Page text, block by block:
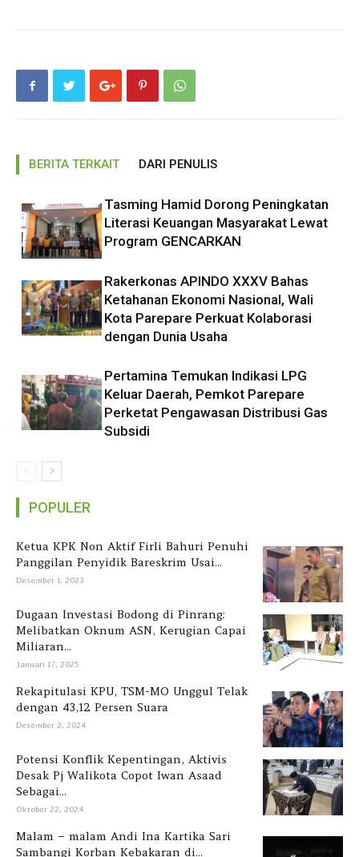
BERITA TERKAIT DARI PENULIS
Tasming Hamid Dorong Peningkatan
Literasi Keuangan Masyarakat Lewat
Program GENCARKAN
Rakerkonas APINDO XXXV Bahas
Ketahanan Ekonomi Nasional, Wali
Kota Parepare Perkuat Kolaborasi
dengan Dunia Usaha
Pertamina Temukan Indikasi LPG
Keluar Daerah, Pemkot Parepare
Perketat Pengawasan Distribusi Gas
Subsidi
POPULER
Ketua KPK Non Aktif Firli Bahuri Penuhi
Panggilan Penyidik Bareskrim Usai...
Desember 1, 2023
Dugaan Investasi Bodong di Pinrang:
Melibatkan Oknum ASN, Kerugian Capai
Miliaran...
Januari 17, 2025
Rekapitulasi KPU, TSM-MO Unggul Telak
dengan 43,12 Persen Suara
Desember 2, 2024
Potensi Konflik Kepentingan, Aktivis
Desak Pj Walikota Copot Iwan Asaad
Sebagai...
Oktober 22, 2024
Malam – malam Andi Ina Kartika Sari
Sambangi Korban Kebakaran di...